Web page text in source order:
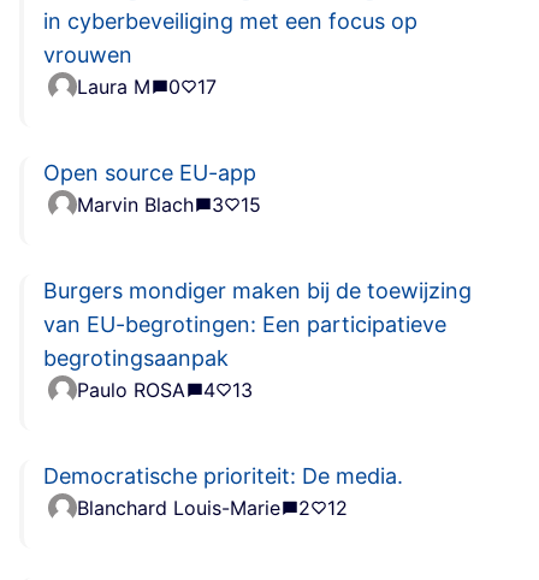
in cyberbeveiliging met een focus op
vrouwen
Laura M 0 17
Open source EU-app
Marvin Blach 3 15
Burgers mondiger maken bij de toewijzing
van EU-begrotingen: Een participatieve
begrotingsaanpak
Paulo ROSA 4 13
Democratische prioriteit: De media.
Blanchard Louis-Marie 2 12